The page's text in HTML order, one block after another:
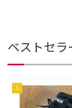
ベストセ